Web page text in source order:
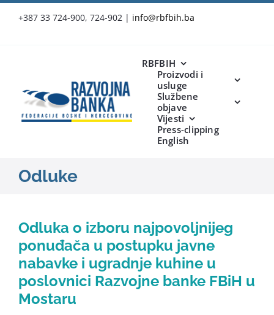
+387 33 724-900, 724-902 | info@rbfbih.ba
RBFBIH
Proizvodi i
usluge
Službene
objave
Vijesti
Press-clipping
English
Odluke
Odluka o izboru najpovoljnijeg
ponuđača u postupku javne
nabavke i ugradnje kuhine u
poslovnici Razvojne banke FBiH u
Mostaru